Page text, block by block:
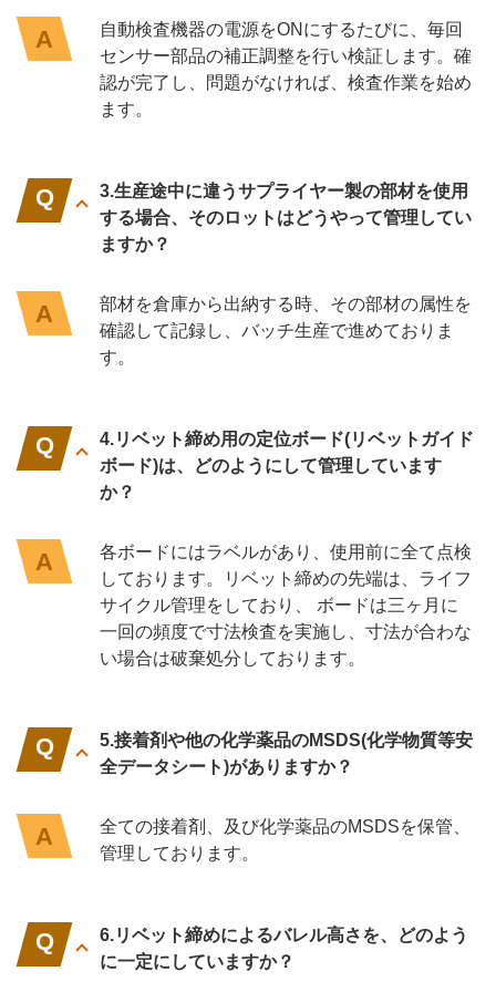
自動検査機器の電源をONにするたびに、毎回
センサー部品の補正調整を行い検証します。確
認が完了し、問題がなければ、検査作業を始め
ます。
3.生産途中に違うサプライヤー製の部材を使用
する場合、そのロットはどうやって管理してい
ますか？
部材を倉庫から出納する時、その部材の属性を
確認して記録し、バッチ生産で進めておりま
す。
4.リベット締め用の定位ボード(リベットガイド
ボード)は、どのようにして管理しています
か？
各ボードにはラベルがあり、使用前に全て点検
しております。リベット締めの先端は、ライフ
サイクル管理をしており、 ボードは三ヶ月に
一回の頻度で寸法検査を実施し、寸法が合わな
い場合は破棄処分しております。
5.接着剤や他の化学薬品のMSDS(化学物質等安
全データシート)がありますか？
全ての接着剤、及び化学薬品のMSDSを保管、
管理しております。
6.リベット締めによるバレル高さを、どのよう
に一定にしていますか？